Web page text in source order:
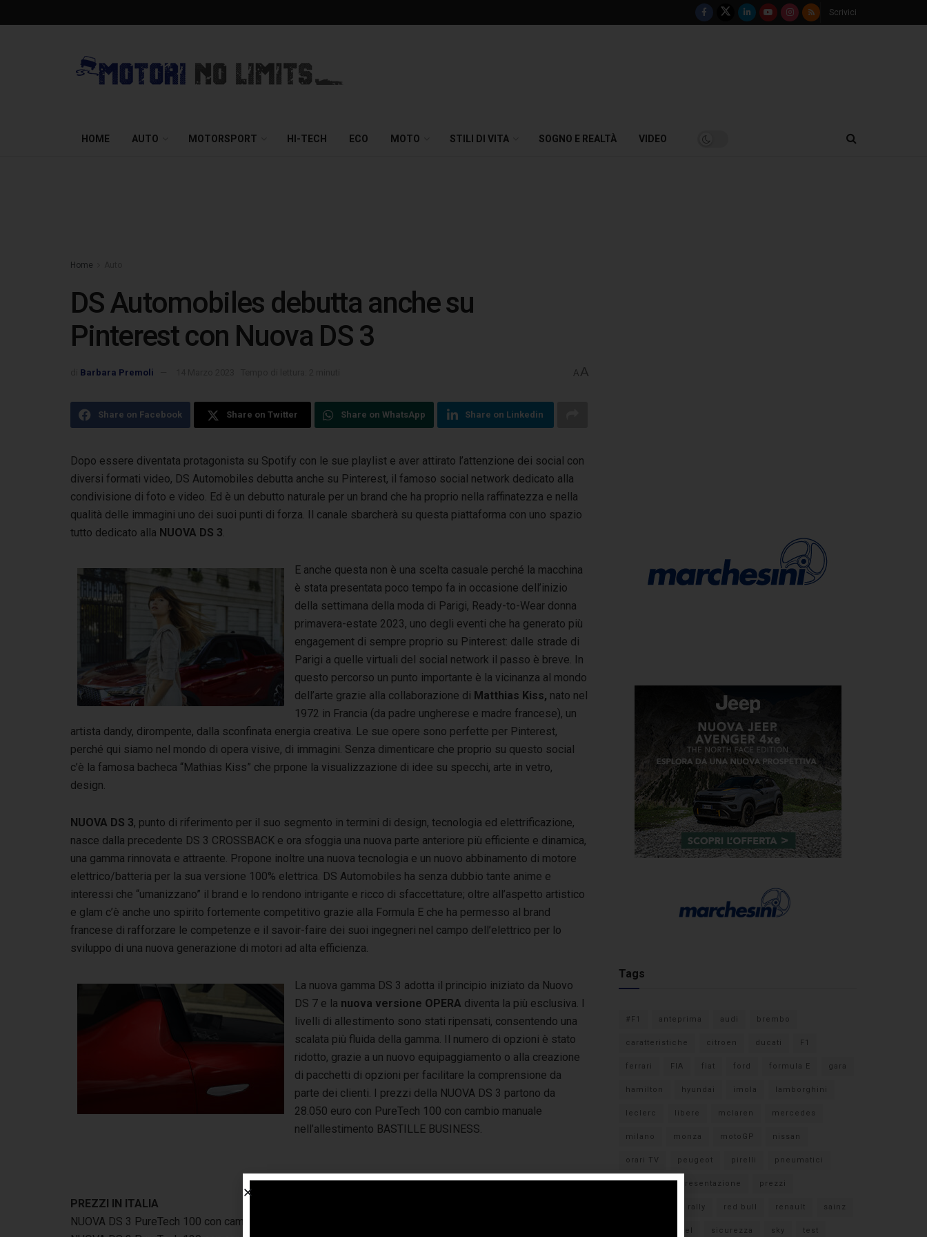
Scrivici
HOME AUTO MOTORSPORT HI-TECH ECO MOTO STILI DI VITA SOGNO E REALTÀ VIDEO
Home
DS Automobiles debutta anche su
Pinterest con Nuova DS 3
Barbara Premoli A A
Share on Facebook Share on Twitter Share on WhatsApp Share on Linkedin
Dopo essere diventata protagonista su Spotify con le sue playlist e aver attirato l’attenzione dei social con
diversi formati video, DS Automobiles debutta anche su Pinterest, il famoso social network dedicato alla
condivisione di foto e video. Ed è un debutto naturale per un brand che ha proprio nella raffinatezza e nella
qualità delle immagini uno dei suoi punti di forza. Il canale sbarcherà su questa piattaforma con uno spazio
tutto dedicato alla NUOVA DS 3
E anche questa non è una scelta casuale perché la macchina
è stata presentata poco tempo fa in occasione dell’inizio
della settimana della moda di Parigi, Ready-to-Wear donna
primavera-estate 2023, uno degli eventi che ha generato più
engagement di sempre proprio su Pinterest: dalle strade di
Parigi a quelle virtuali del social network il passo è breve. In
questo percorso un punto importante è la vicinanza al mondo
dell’arte grazie alla collaborazione di Matthias Kiss, nato nel
1972 in Francia (da padre ungherese e madre francese), un
artista dandy, dirompente, dalla sconfinata energia creativa. Le sue opere sono perfette per Pinterest,
perché qui siamo nel mondo di opera visive, di immagini. Senza dimenticare che proprio su questo social
c’è la famosa bacheca “Mathias Kiss” che prpone la visualizzazione di idee su specchi, arte in vetro,
design.
NUOVA DS 3, punto di riferimento per il suo segmento in termini di design, tecnologia ed elettrificazione,
nasce dalla precedente DS 3 CROSSBACK e ora sfoggia una nuova parte anteriore più efficiente e dinamica,
una gamma rinnovata e attraente. Propone inoltre una nuova tecnologia e un nuovo abbinamento di motore
elettrico/batteria per la sua versione 100% elettrica. DS Automobiles ha senza dubbio tante anime e
interessi che “umanizzano” il brand e lo rendono intrigante e ricco di sfaccettature; oltre all’aspetto artistico
e glam c’è anche uno spirito fortemente competitivo grazie alla Formula E che ha permesso al brand
francese di rafforzare le competenze e il savoir-faire dei suoi ingegneri nel campo dell’elettrico per lo
sviluppo di una nuova generazione di motori ad alta efficienza.
La nuova gamma DS 3 adotta il principio iniziato da Nuovo
DS 7 e la nuova versione OPERA diventa la più esclusiva. I
livelli di allestimento sono stati ripensati, consentendo una
scalata più fluida della gamma. Il numero di opzioni è stato
ridotto, grazie a un nuovo equipaggiamento o alla creazione
di pacchetti di opzioni per facilitare la comprensione da
parte dei clienti. I prezzi della NUOVA DS 3 partono da
28.050 euro con PureTech 100 con cambio manuale
nell’allestimento BASTILLE BUSINESS.
PREZZI IN ITALIA
NUOVA DS 3 PureTech 100 con cambio manuale: a partire da 28.050 euro
Tags
#F1 anteprima audi brembo
caratteristiche citroen ducati F1
ferrari FIA fiat ford formula E gara
hamilton hyundai imola lamborghini
leclerc libere mclaren mercedes
milano monza motoGP nissan
orari TV peugeot pirelli pneumatici
presentazione prezzi
rally red bull renault sainz
sebastian vettel sicurezza sky test